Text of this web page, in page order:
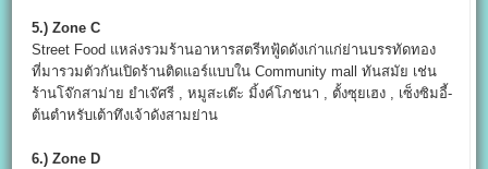
5.) Zone C
Street Food แหล่งรวมร้านอาหารสตรีทฟู้ดดังเก่าแก่ย่านบรรทัดทอง
ที่มารวมตัวกันเปิดร้านติดแอร์แบบใน Community mall ทันสมัย เช่น
ร้านโจ๊กสาม่าย ยำเจ๊ศรี , หมูสะเต๊ะ มิ้งค์โภชนา , ตั้งซุยเฮง , เซ็งซิมอี้-
ต้นตำหรับเต้าทึงเจ้าดังสามย่าน
6.) Zone D